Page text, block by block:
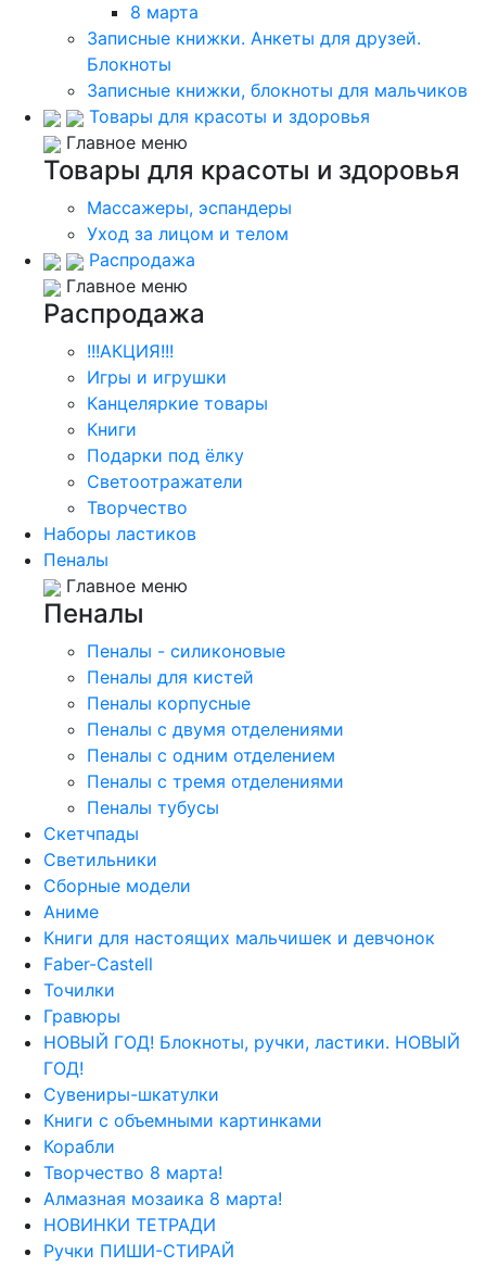
8 марта
Записные книжки. Анкеты для друзей.
Блокноты
Записные книжки, блокноты для мальчиков
Товары для красоты и здоровья
Главное меню
Товары для красоты и здоровья
Массажеры, эспандеры
Уход за лицом и телом
Распродажа
Главное меню
Распродажа
!!!АКЦИЯ!!!
Игры и игрушки
Канцеляркие товары
Книги
Подарки под ёлку
Светоотражатели
Творчество
Наборы ластиков
Пеналы
Главное меню
Пеналы
Пеналы - силиконовые
Пеналы для кистей
Пеналы корпусные
Пеналы с двумя отделениями
Пеналы с одним отделением
Пеналы с тремя отделениями
Пеналы тубусы
Скетчпады
Светильники
Сборные модели
Аниме
Книги для настоящих мальчишек и девчонок
Faber-Castell
Точилки
Гравюры
НОВЫЙ ГОД! Блокноты, ручки, ластики. НОВЫЙ
ГОД!
Сувениры-шкатулки
Книги с объемными картинками
Корабли
Творчество 8 марта!
Алмазная мозаика 8 марта!
НОВИНКИ ТЕТРАДИ
Ручки ПИШИ-СТИРАЙ